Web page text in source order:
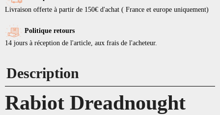
Livraison offerte à partir de 150€ d'achat ( France et europe uniquement)
Politique retours
14 jours à réception de l'article, aux frais de l'acheteur.
Description
Rabiot Dreadnought